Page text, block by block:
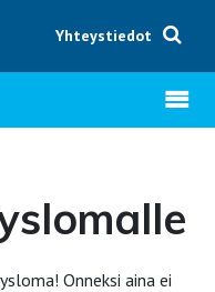
Yhteystiedot
Avaa
Onneksi aina ei